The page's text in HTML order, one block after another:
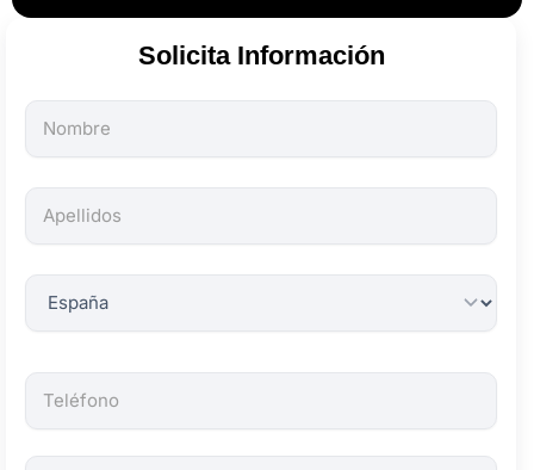
Solicita Información
Todos
los
son
obligatorios.